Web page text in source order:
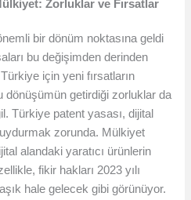
Zorluklar ve Fırsatlar
bir dönüm noktasına geldi
bu değişimden derinden
için yeni fırsatların
dönüşümün getirdiği zorluklar da
Türkiye patent yasası, dijital
zorunda. Mülkiyet
alandaki yaratıcı ürünlerin
fikir hakları 2023 yılı
hale gelecek gibi görünüyor.